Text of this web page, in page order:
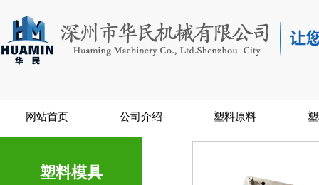
网站首页 公司介绍 塑料原料
塑料模具